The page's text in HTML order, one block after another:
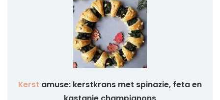
Kerst amuse: kerstkrans met spinazie, feta en